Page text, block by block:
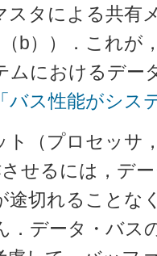
スタによる共有
（b））．これ
ムにおけるデー
バス性能がシス
（プロセッサ
せるには，デ
途切れることな
．データ・バス